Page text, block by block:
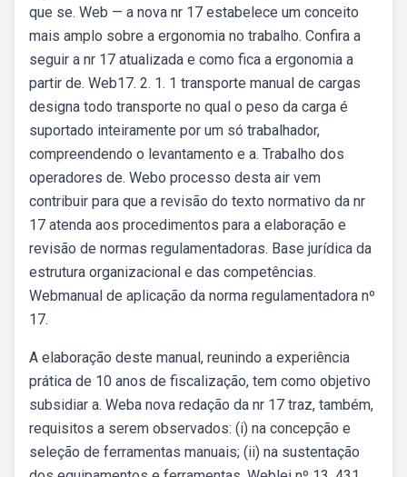
que se. Web — a nova nr 17 estabelece um conceito
mais amplo sobre a ergonomia no trabalho. Confira a
seguir a nr 17 atualizada e como fica a ergonomia a
partir de. Web17. 2. 1. 1 transporte manual de cargas
designa todo transporte no qual o peso da carga é
suportado inteiramente por um só trabalhador,
compreendendo o levantamento e a. Trabalho dos
operadores de. Webo processo desta air vem
contribuir para que a revisão do texto normativo da nr
17 atenda aos procedimentos para a elaboração e
revisão de normas regulamentadoras. Base jurídica da
estrutura organizacional e das competências.
Webmanual de aplicação da norma regulamentadora nº
17.
A elaboração deste manual, reunindo a experiência
prática de 10 anos de fiscalização, tem como objetivo
subsidiar a. Weba nova redação da nr 17 traz, também,
requisitos a serem observados: (i) na concepção e
seleção de ferramentas manuais; (ii) na sustentação